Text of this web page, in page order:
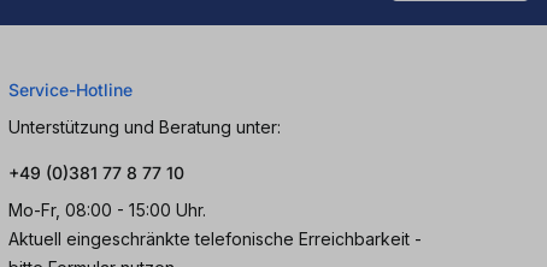
Service-Hotline
Unterstützung und Beratung unter:
+49 (0)381 77 8 77 10
Mo-Fr, 08:00 - 15:00 Uhr.
Aktuell eingeschränkte telefonische Erreichbarkeit -